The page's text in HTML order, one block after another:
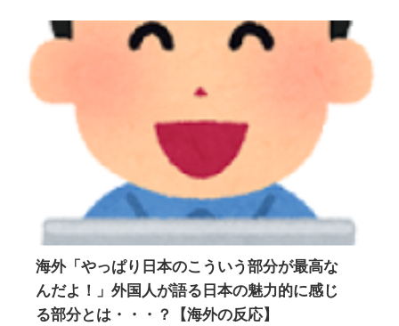
海外「やっぱり日本のこういう部分が最高な
んだよ！」外国人が語る日本の魅力的に感じ
る部分とは・・・？【海外の反応】